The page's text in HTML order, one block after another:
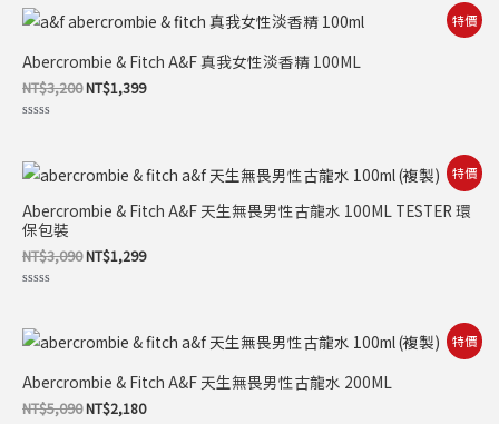
特價
Abercrombie & Fitch A&F 真我女性淡香精 100ML
NT$3,200
原
始
價
格：
NT$3,200。
NT$1,399
目
前
價
格：
NT$1,399。
滿
分
特價
Abercrombie & Fitch A&F 天生無畏男性古龍水 100ML TESTER 環
保包裝
NT$3,090
原
始
價
格：
NT$1,299
目
前
價
格：
滿
分
特價
Abercrombie & Fitch A&F 天生無畏男性古龍水 200ML
NT$5,090
原
始
價
格：
NT$5,090。
NT$2,180
目
前
價
格：
NT$2,180。